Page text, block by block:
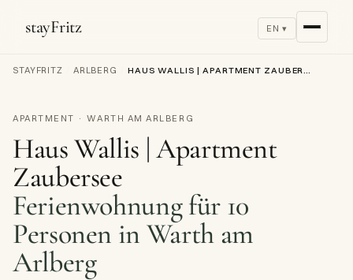
stayFritz EN ▾
STAYFRITZ ARLBERG HAUS WALLIS | APARTMENT ZAUBERSEE
APARTMENT · WARTH AM ARLBERG
Haus Wallis | Apartment
Zaubersee
Ferienwohnung für 10
Personen in Warth am
Arlberg